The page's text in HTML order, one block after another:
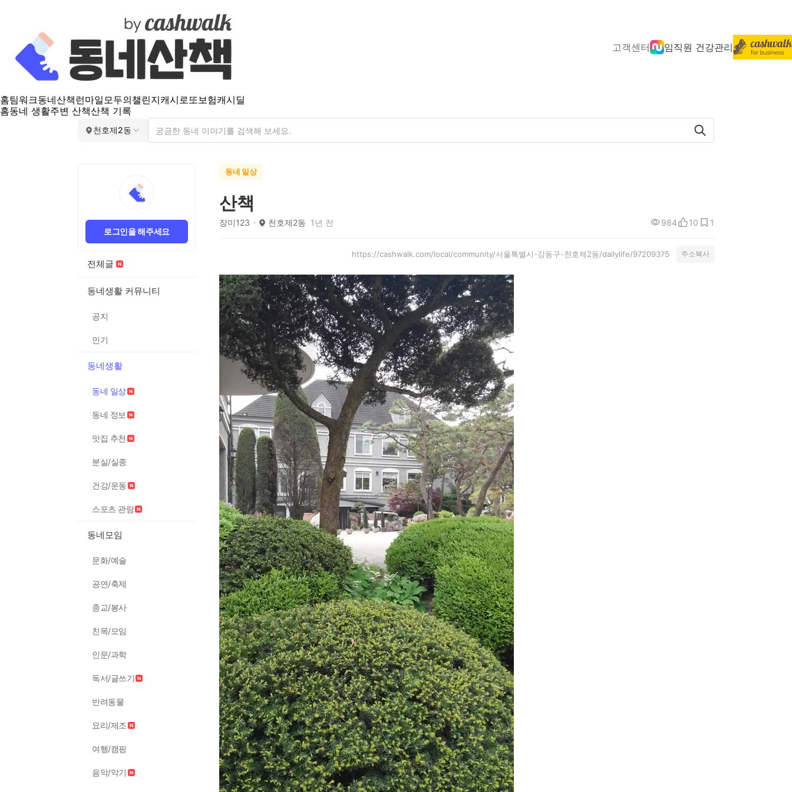
고객센터 임직원 건강관리
홈팀워크동네산책 런마일모두의챌린지캐시로또보험캐시딜
홈동네 생활주변 산책산책 기록
천호제2동
로그인을 해주세요
전체글
동네생활 커뮤니티
공지
인기
동네생활
동네 일상
동네 정보
맛집 추천
분실/실종
건강/운동
스포츠 관람
동네모임
문화/예술
공연/축제
종교/봉사
친목/모임
인문/과학
독서/글쓰기
반려동물
요리/제조
여행/캠핑
음악/악기
동네 일상
산책
장미123 천호제2동 1년 전 984 10 1
https://cashwalk.com/local/community/서울특별시-강동구-천호제2동/dailylife/97209375 주소복사